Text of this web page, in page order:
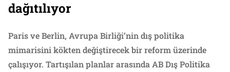
dağıtılıyor
Paris ve Berlin, Avrupa Birliği’nin dış politika
mimarisini kökten değiştirecek bir reform üzerinde
çalışıyor. Tartışılan planlar arasında AB Dış Politika